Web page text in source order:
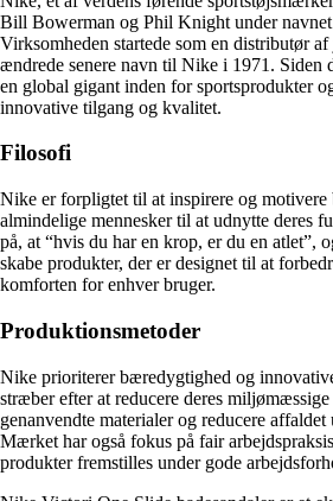
Bill Bowerman og Phil Knight under
Virksomheden startede som en distributør
ændrede senere navn til Nike i 1971. Siden
en global gigant inden for sportsprodukter
innovative tilgang og kvalitet.
Filosofi
Nike er forpligtet til at inspirere og motivere
almindelige mennesker til at udnytte deres
på, at “hvis du har en krop, er du en atlet”,
skabe produkter, der er designet til at
komforten for enhver bruger.
Produktionsmetoder
Nike prioriterer bæredygtighed og
stræber efter at reducere deres
genanvendte materialer og reducere
Mærket har også fokus på fair
produkter fremstilles under gode